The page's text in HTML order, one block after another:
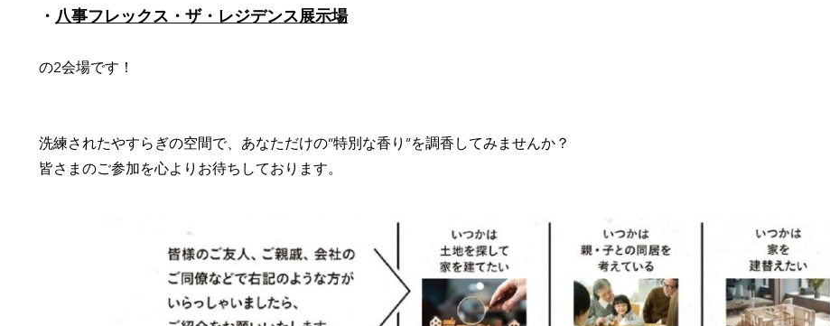
・ 八事フレックス・ザ・レジデンス展示場
の2会場です！
洗練されたやすらぎの空間で、あなただけの“特別な香り”を調香してみませんか？
皆さまのご参加を心よりお待ちしております。